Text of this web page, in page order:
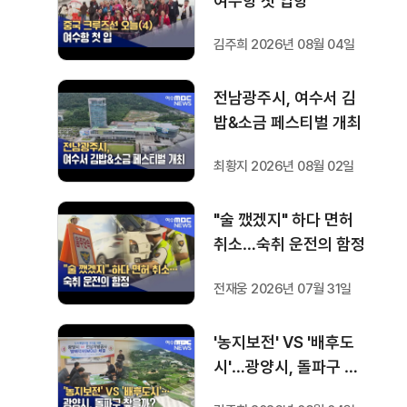
김주희 2026년 08월 04일
전남광주시, 여수서 김
밥&소금 페스티벌 개최
최황지 2026년 08월 02일
"술 깼겠지" 하다 면허
취소…숙취 운전의 함정
전재웅 2026년 07월 31일
'농지보전' VS '배후도
시'…광양시, 돌파구 찾